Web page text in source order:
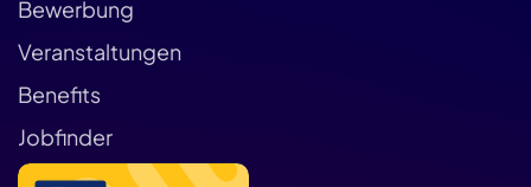
Bewerbung
Veranstaltungen
Benefits
Jobfinder